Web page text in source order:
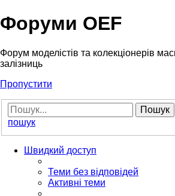
Форуми OEF
Форум моделістів та колекціонерів
залізниць
Пропустити
Пошук
пошук
Швидкий доступ
Теми без відповідей
Активні теми